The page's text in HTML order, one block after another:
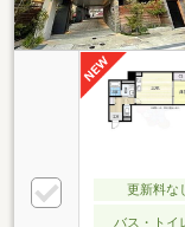
更新料な
バス・トイ